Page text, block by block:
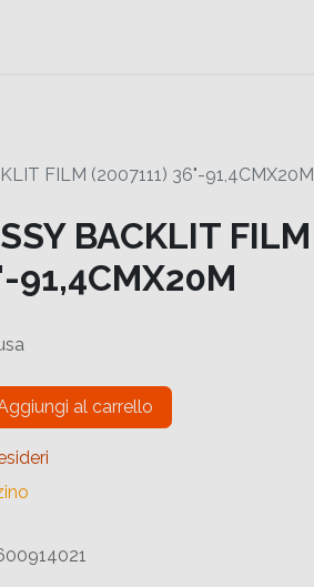
FILM (2007111) 36"-91,4CMX20M
BACKLIT FILM
91,4CMX20M
al carrello